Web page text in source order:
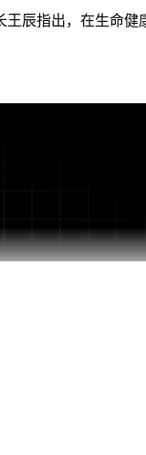
辰指出，在生命健